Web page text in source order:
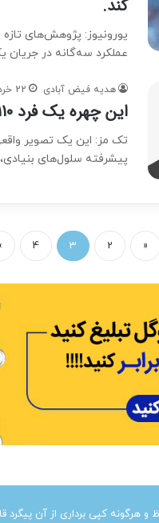
کند.
یورونیوز: پژوهش‌های
عملکرد سه‌گانه در جریان
هدیه فیض آبادی 22 خرداد 1405
این چهره یک فرد 110 ساله در سال 2045 است!!
پیشرفته سلول‌های
«
2
3
4
کپی برداری از آن پیگرد